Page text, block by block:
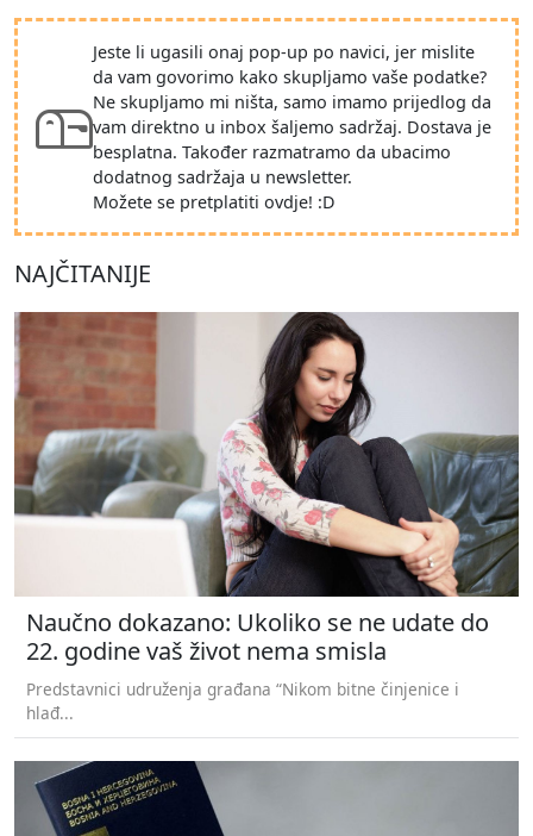
Jeste li ugasili onaj pop-up po navici, jer mislite
da vam govorimo kako skupljamo vaše podatke?
Ne skupljamo mi ništa, samo imamo prijedlog da
vam direktno u inbox šaljemo sadržaj. Dostava je
besplatna. Također razmatramo da ubacimo
dodatnog sadržaja u newsletter.
Možete se pretplatiti ovdje! :D
NAJČITANIJE
Naučno dokazano: Ukoliko se ne udate do
22. godine vaš život nema smisla
Predstavnici udruženja građana “Nikom bitne činjenice i
hlađ...